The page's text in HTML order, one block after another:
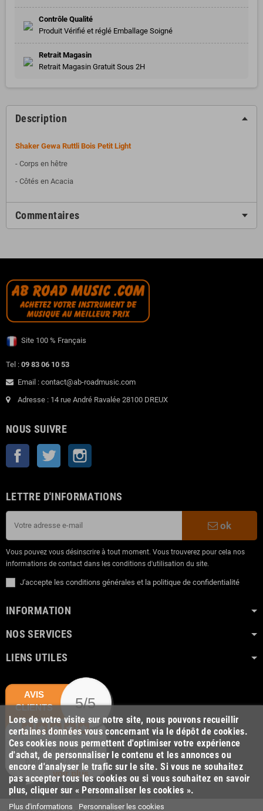
Contrôle Qualité
Produit Vérifié et réglé Emballage Soigné
Retrait Magasin
Retrait Magasin Gratuit Sous 2H
Description
Shaker Gewa Ruttli Bois Petit Light
- Corps en hêtre
- Côtés en Acacia
Commentaires
Site 100 % Français
Tel : 09 83 06 10 53
Email : contact@ab-roadmusic.com
Adresse : 14 rue André Ravalée 28100 DREUX
NOUS SUIVRE
Facebook Twitter
LETTRE D'INFORMATIONS
ok
Vous pouvez vous désinscrire à tout moment. Vous trouverez pour cela nos
informations de contact dans les conditions d'utilisation du site.
J'accepte les conditions générales et la politique de confidentialité
INFORMATION
NOS SERVICES
LIENS UTILES
Lors de votre visite sur notre site, nous pouvons recueillir
certaines données vous concernant via le dépôt de cookies.
Ces cookies nous permettent d'optimiser votre expérience
d'achat, de personnaliser le contenu et les annonces ou
encore d'analyser le trafic sur le site. Si vous ne souhaitez
pas accepter tous les cookies ou si vous souhaitez en savoir
plus, cliquer sur « Personnaliser les cookies ».
Plus d'informations Personnaliser les cookies
AVIS
CLIENTS
5/5
J’ai voulu m’offrir enfin une
bonne grate et ab...
voir plus